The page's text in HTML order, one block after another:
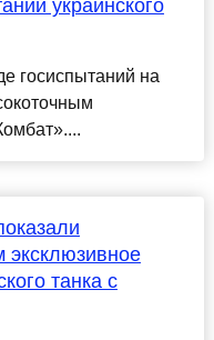
украинского
госиспытаний на
эксклюзивное
танка с